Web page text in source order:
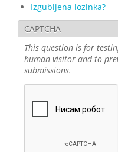
Izgubljena lozinka?
CAPTCHA
This question is for
human visitor and to
submissions.